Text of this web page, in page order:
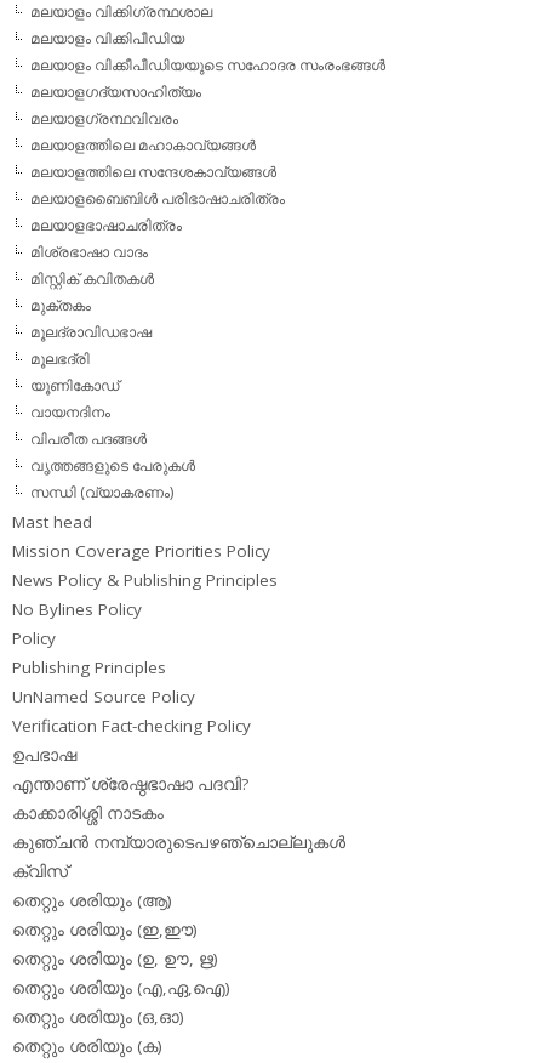
മലയാളം വിക്കിഗ്രന്ഥശാല
മലയാളം വിക്കിപീഡിയ
മലയാളം വിക്കീപീഡിയയുടെ സഹോദര സംരംഭങ്ങള്‍
മലയാളഗദ്യസാഹിത്യം
മലയാളഗ്രന്ഥവിവരം
മലയാളത്തിലെ മഹാകാവ്യങ്ങള്‍
മലയാളത്തിലെ സന്ദേശകാവ്യങ്ങള്‍
മലയാളബൈബിള്‍ പരിഭാഷാചരിത്രം
മലയാളഭാഷാചരിത്രം
മിശ്രഭാഷാ വാദം
മിസ്റ്റിക് കവിതകള്‍
മുക്തകം
മൂലദ്രാവിഡഭാഷ
മൂലഭദ്രി
യൂണികോഡ്
വായനദിനം
വിപരീത പദങ്ങള്‍
വൃത്തങ്ങളുടെ പേരുകള്‍
സന്ധി (വ്യാകരണം)
Mast head
Mission Coverage Priorities Policy
News Policy & Publishing Principles
No Bylines Policy
Policy
Publishing Principles
UnNamed Source Policy
Verification Fact-checking Policy
ഉപഭാഷ
എന്താണ് ശ്രേഷ്ഠഭാഷാ പദവി?
കാക്കാരിശ്ശി നാടകം
കുഞ്ചന്‍ നമ്പ്യാരുടെപഴഞ്ചൊല്ലുകള്‍
ക്വിസ്
തെറ്റും ശരിയും (ആ)
തെറ്റും ശരിയും (ഇ,ഈ)
തെറ്റും ശരിയും (ഉ, ഊ, ഋ)
തെറ്റും ശരിയും (എ,ഏ,ഐ)
തെറ്റും ശരിയും (ഒ,ഓ)
തെറ്റും ശരിയും (ക)